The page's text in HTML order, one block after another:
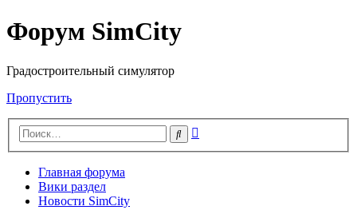
Форум SimCity
Градостроительный симулятор
Пропустить
Поиск
Главная форума
Вики раздел
Новости SimCity